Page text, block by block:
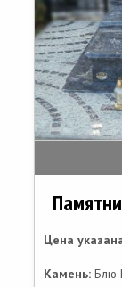
Цена
Камень: Блю